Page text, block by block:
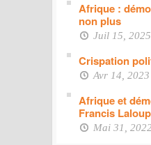
Afrique :
non plus
Juil 15, 2025
Crispation
Avr 14, 2023
Afrique et
Francis
Mai 31, 2022